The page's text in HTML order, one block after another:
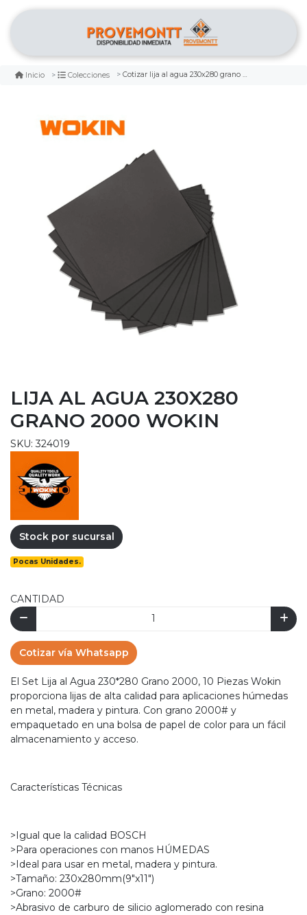
Inicio Colecciones Cotizar lija al agua 230x280 grano 2000 wokin
LIJA AL AGUA 230X280
GRANO 2000 WOKIN
SKU: 324019
Stock por sucursal
Pocas Unidades.
CANTIDAD
Cotizar vía Whatsapp
El Set Lija al Agua 230*280 Grano 2000, 10 Piezas Wokin
proporciona lijas de alta calidad para aplicaciones húmedas
en metal, madera y pintura. Con grano 2000# y
empaquetado en una bolsa de papel de color para un fácil
almacenamiento y acceso.
Características Técnicas
>Igual que la calidad BOSCH
>Para operaciones con manos HÚMEDAS
>Ideal para usar en metal, madera y pintura.
>Tamaño: 230x280mm(9"x11")
>Grano: 2000#
>Abrasivo de carburo de silicio aglomerado con resina